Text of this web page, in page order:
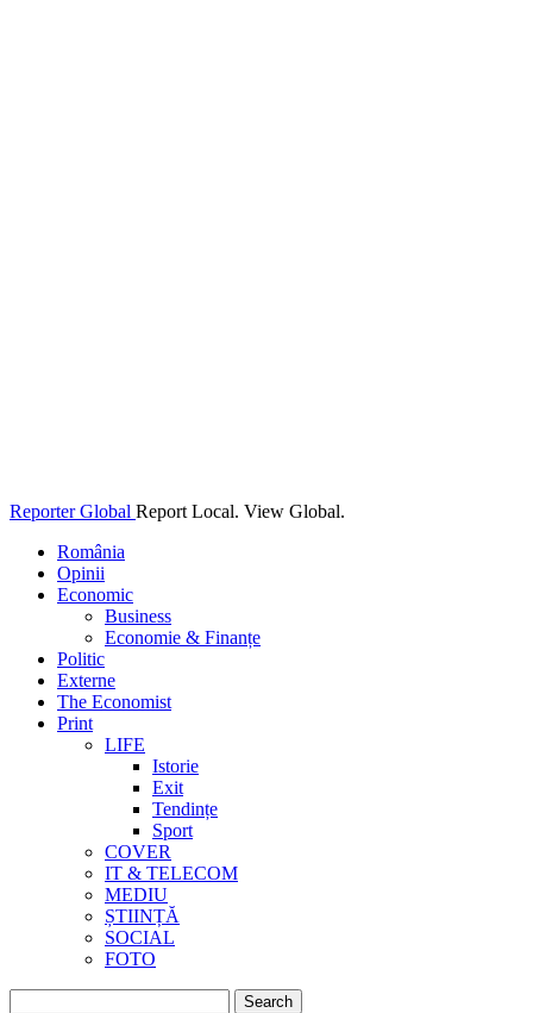
Reporter Global Report Local. View Global.
România
Opinii
Economic
Business
Economie & Finanțe
Politic
Externe
The Economist
Print
LIFE
Istorie
Exit
Tendințe
Sport
COVER
IT & TELECOM
MEDIU
ȘTIINȚĂ
SOCIAL
FOTO